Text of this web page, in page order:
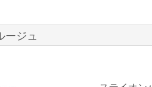
ージュ